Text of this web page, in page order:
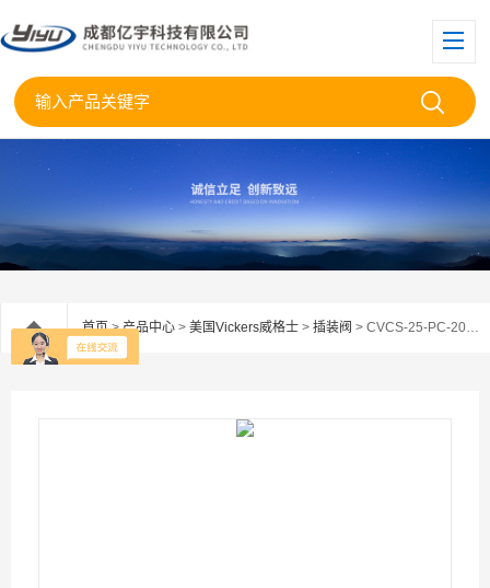
首页>产品中心 > 美国Vickers威格士 > 插装阀 > CVCS-25-PC-20原装EATON伊顿威格士阀盖板CVCS-25-PC